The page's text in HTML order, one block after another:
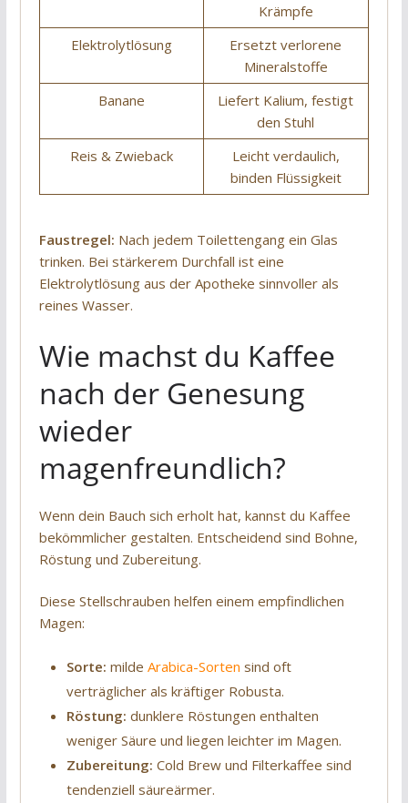
Krämpfe
Elektrolytlösung
Ersetzt verlorene
Mineralstoffe
Banane
Liefert Kalium, festigt
den Stuhl
Reis & Zwieback
Leicht verdaulich,
binden Flüssigkeit
Faustregel: Nach jedem Toilettengang ein Glas
trinken. Bei stärkerem Durchfall ist eine
Elektrolytlösung aus der Apotheke sinnvoller als
reines Wasser.
Wie machst du Kaffee
nach der Genesung
wieder
magenfreundlich?
Wenn dein Bauch sich erholt hat, kannst du Kaffee
bekömmlicher gestalten. Entscheidend sind Bohne,
Röstung und Zubereitung.
Diese Stellschrauben helfen einem empfindlichen
Magen:
Sorte: milde Arabica-Sorten sind oft
verträglicher als kräftiger Robusta.
Röstung: dunklere Röstungen enthalten
weniger Säure und liegen leichter im Magen.
Zubereitung: Cold Brew und Filterkaffee sind
tendenziell säureärmer.